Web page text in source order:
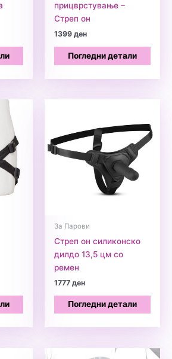
прицврстување –
Стреп он
1399ден
Погледни детали
За Парови
Стреп он силиконско
дилдо 13,5 цм со
ремен
1777ден
Погледни детали